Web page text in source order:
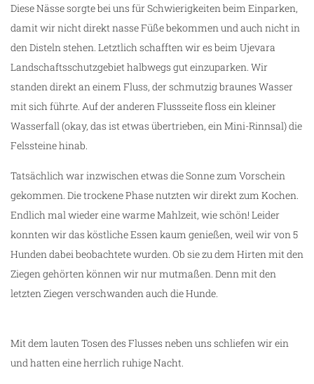
Diese Nässe sorgte bei uns für Schwierigkeiten beim Einparken,
damit wir nicht direkt nasse Füße bekommen und auch nicht in
den Disteln stehen. Letztlich schafften wir es beim Ujevara
Landschaftsschutzgebiet halbwegs gut einzuparken. Wir
standen direkt an einem Fluss, der schmutzig braunes Wasser
mit sich führte. Auf der anderen Flussseite floss ein kleiner
Wasserfall (okay, das ist etwas übertrieben, ein Mini-Rinnsal) die
Felssteine hinab.
Tatsächlich war inzwischen etwas die Sonne zum Vorschein
gekommen. Die trockene Phase nutzten wir direkt zum Kochen.
Endlich mal wieder eine warme Mahlzeit, wie schön! Leider
konnten wir das köstliche Essen kaum genießen, weil wir von 5
Hunden dabei beobachtete wurden. Ob sie zu dem Hirten mit den
Ziegen gehörten können wir nur mutmaßen. Denn mit den
letzten Ziegen verschwanden auch die Hunde.
Mit dem lauten Tosen des Flusses neben uns schliefen wir ein
und hatten eine herrlich ruhige Nacht.